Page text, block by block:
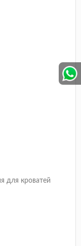
для кроватей